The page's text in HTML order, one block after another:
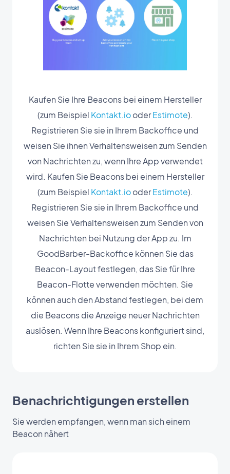
Kaufen Sie Ihre Beacons bei einem Hersteller
(zum Beispiel Kontakt.iooderEstimote).
Registrieren Sie sie in Ihrem Backoffice und
weisen Sie ihnen Verhaltensweisen zum Senden
von Nachrichten zu, wenn Ihre App verwendet
wird. Kaufen Sie Beacons bei einem Hersteller
(zum Beispiel Kontakt.iooderEstimote).
Registrieren Sie sie in Ihrem Backoffice und
weisen Sie Verhaltensweisen zum Senden von
Nachrichten bei Nutzung der App zu. Im
GoodBarber-Backoffice können Sie das
Beacon-Layout festlegen, das Sie für Ihre
Beacon-Flotte verwenden möchten. Sie
können auch den Abstand festlegen, bei dem
die Beacons die Anzeige neuer Nachrichten
auslösen. Wenn Ihre Beacons konfiguriert sind,
richten Sie sie in Ihrem Shop ein.
Benachrichtigungen erstellen
Sie werden empfangen, wenn man sich einem
Beacon nähert